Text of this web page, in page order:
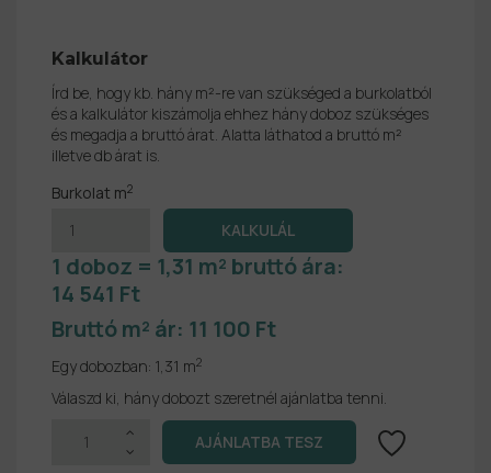
Kalkulátor
Írd be, hogy kb. hány m²-re van szükséged a burkolatból
és a kalkulátor kiszámolja ehhez hány doboz szükséges
és megadja a bruttó árat. Alatta láthatod a bruttó m²
illetve db árat is.
Burkolat m2
1 doboz = 1,31 m² bruttó ára:
14 541 Ft
Bruttó m² ár: 11 100 Ft
Egy dobozban: 1,31 m2
Válaszd ki, hány dobozt szeretnél ajánlatba tenni.